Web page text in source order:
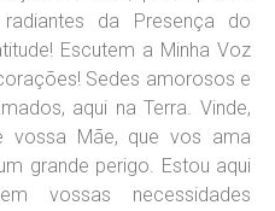
da Presença do
Escutem a Minha Voz
Sedes amorosos e
aqui na Terra. Vinde,
vossa Mãe, que vos ama
grande perigo. Estou aqui
vossas necessidades